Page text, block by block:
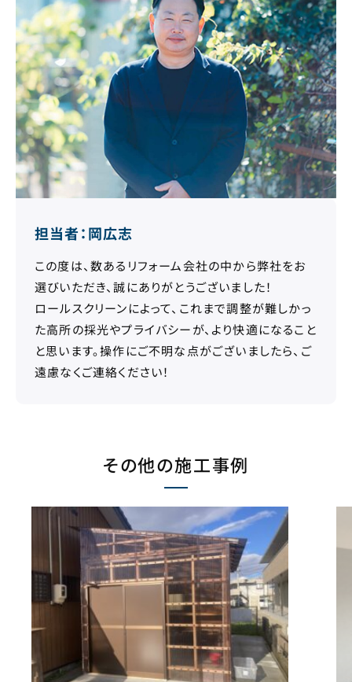
担当者：岡広志
この度は、数あるリフォーム会社の中から弊社をお
選びいただき、誠にありがとうございました！
ロールスクリーンによって、これまで調整が難しかっ
た高所の採光やプライバシーが、より快適になること
と思います。操作にご不明な点がございましたら、ご
遠慮なくご連絡ください！
その他の施工事例